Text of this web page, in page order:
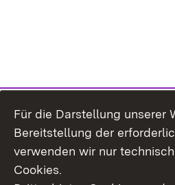
Für die Darstellung unserer
Bereitstellung der
verwenden wir nur
Cookies.